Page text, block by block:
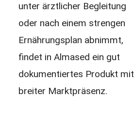
unter ärztlicher Begleitung
oder nach einem strengen
Ernährungsplan abnimmt,
findet in Almased ein gut
dokumentiertes Produkt mit
breiter Marktpräsenz.